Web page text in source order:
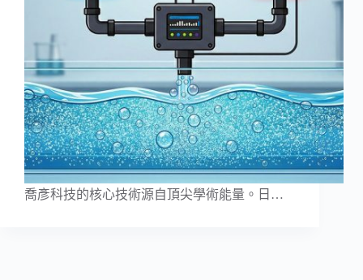
喬彥科技的核心技術源自頂尖學術能量。日…